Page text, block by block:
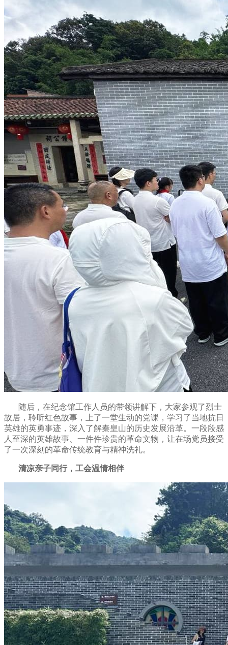
随后，在纪念馆工作人员的带领讲解下，大家参观了烈士
故居，聆听红色故事，上了一堂生动的党课，学习了当地抗日
英雄的英勇事迹，深入了解秦皇山的历史发展沿革。一段段感
人至深的英雄故事、一件件珍贵的革命文物，让在场党员接受
了一次深刻的革命传统教育与精神洗礼。
清凉亲子同行，工会温情相伴